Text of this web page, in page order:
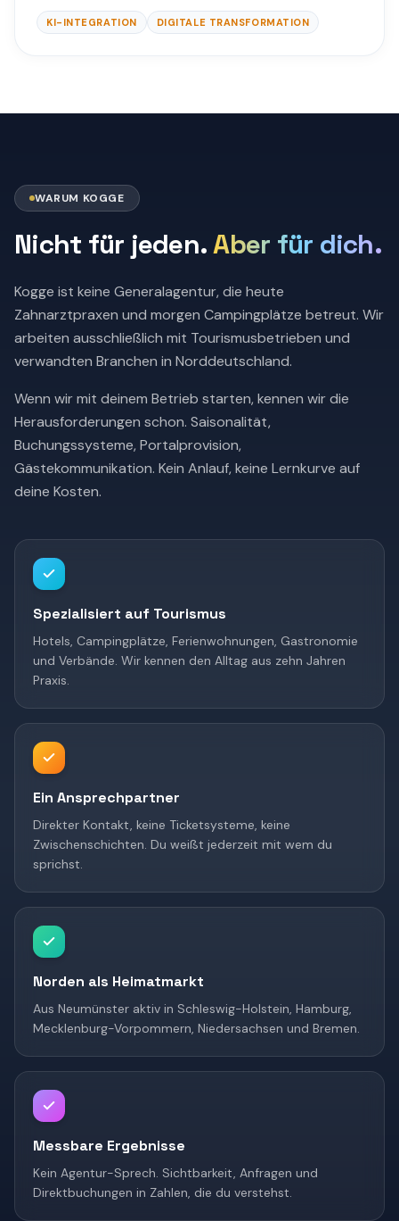
KI-INTEGRATION DIGITALE TRANSFORMATION
WARUM KOGGE
Nicht für jeden.Aber für dich.
Kogge ist keine Generalagentur, die heute
Zahnarztpraxen und morgen Campingplätze betreut. Wir
arbeiten ausschließlich mit Tourismusbetrieben und
verwandten Branchen in Norddeutschland.
Wenn wir mit deinem Betrieb starten, kennen wir die
Herausforderungen schon. Saisonalität,
Buchungssysteme, Portalprovision,
Gästekommunikation. Kein Anlauf, keine Lernkurve auf
deine Kosten.
Spezialisiert auf Tourismus
Hotels, Campingplätze, Ferienwohnungen, Gastronomie
und Verbände. Wir kennen den Alltag aus zehn Jahren
Praxis.
Ein Ansprechpartner
Direkter Kontakt, keine Ticketsysteme, keine
Zwischenschichten. Du weißt jederzeit mit wem du
sprichst.
Norden als Heimatmarkt
Aus Neumünster aktiv in Schleswig-Holstein, Hamburg,
Mecklenburg-Vorpommern, Niedersachsen und Bremen.
Messbare Ergebnisse
Kein Agentur-Sprech. Sichtbarkeit, Anfragen und
Direktbuchungen in Zahlen, die du verstehst.